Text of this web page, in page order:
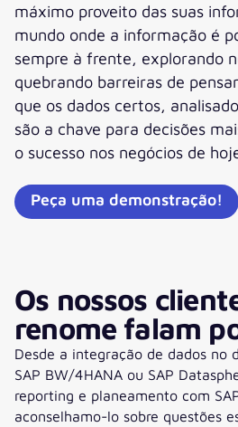
máximo proveito das suas
mundo onde a informação é
sempre à frente, explorando
quebrando barreiras de
que os dados certos,
são a chave para decisões
o sucesso nos negócios de
Peça uma demonstração!
Os nossos
renome falam
Desde a integração de dados no
SAP BW/4HANA ou SAP
reporting e planeamento com
aconselhamo-lo sobre questões